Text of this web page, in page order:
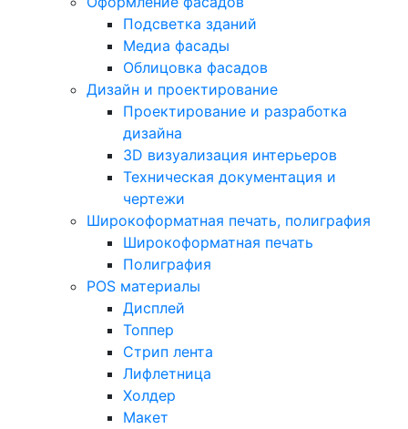
Подсветка зданий
Медиа фасады
Облицовка фасадов
Дизайн и проектирование
Проектирование и разработка
дизайна
3D визуализация интерьеров
Техническая документация и
чертежи
Широкоформатная печать, полиграфия
Широкоформатная печать
Полиграфия
POS материалы
Дисплей
Топпер
Стрип лента
Лифлетница
Холдер
Макет